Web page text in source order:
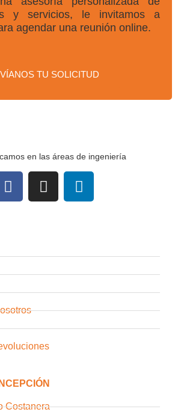
y servicios, le invitamos a
agendar una reunión online.
TU SOLICITUD
en las áreas de ingeniería
Costanera